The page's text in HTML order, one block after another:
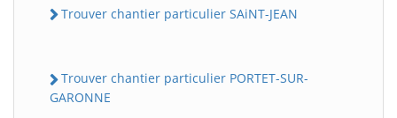
Trouver chantier particulier SAiNT-JEAN
Trouver chantier particulier PORTET-SUR-
GARONNE